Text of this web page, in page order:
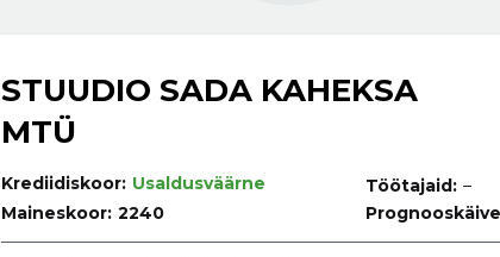
STUUDIO SADA KAHEKSA
MTÜ
Krediidiskoor: Usaldusväärne
Maineskoor: 2240
Töötajaid: –